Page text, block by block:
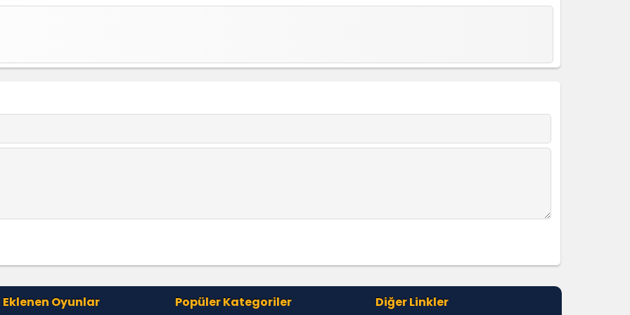
Eklenen Oyunlar Popüler Kategoriler Diğer Linkler